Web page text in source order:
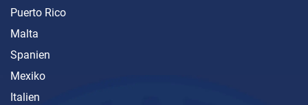
Puerto Rico
Malta
Spanien
Mexiko
Italien